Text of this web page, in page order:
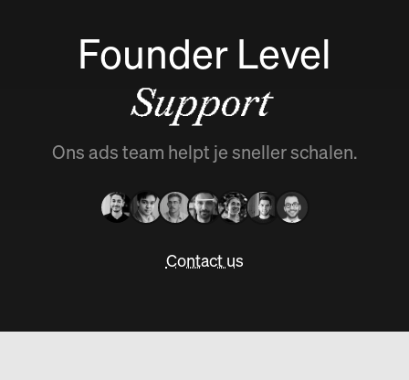
Founder Level
Support
Ons ads team helpt je sneller schalen.
Contact us